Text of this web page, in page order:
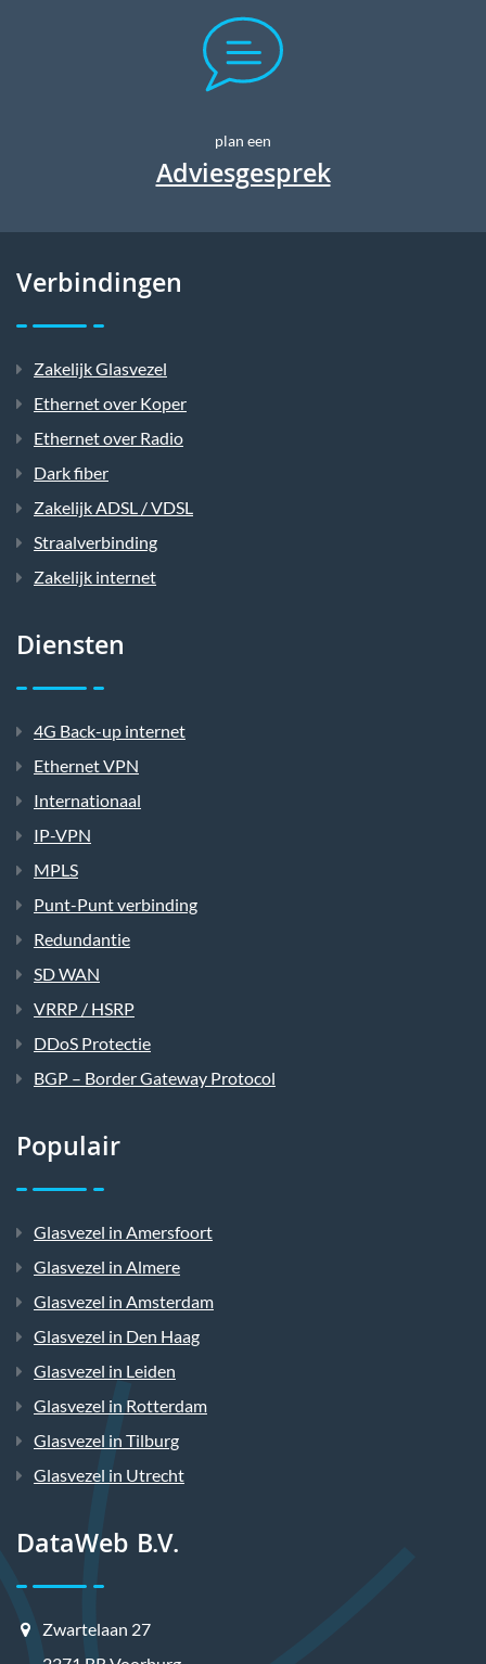
plan een
Adviesgesprek
Verbindingen
Zakelijk Glasvezel
Ethernet over Koper
Ethernet over Radio
Dark fiber
Zakelijk ADSL / VDSL
Straalverbinding
Zakelijk internet
Diensten
4G Back-up internet
Ethernet VPN
Internationaal
IP-VPN
MPLS
Punt-Punt verbinding
Redundantie
SD WAN
VRRP / HSRP
DDoS Protectie
BGP – Border Gateway Protocol
Populair
Glasvezel in Amersfoort
Glasvezel in Almere
Glasvezel in Amsterdam
Glasvezel in Den Haag
Glasvezel in Leiden
Glasvezel in Rotterdam
Glasvezel in Tilburg
Glasvezel in Utrecht
DataWeb B.V.
Zwartelaan 27